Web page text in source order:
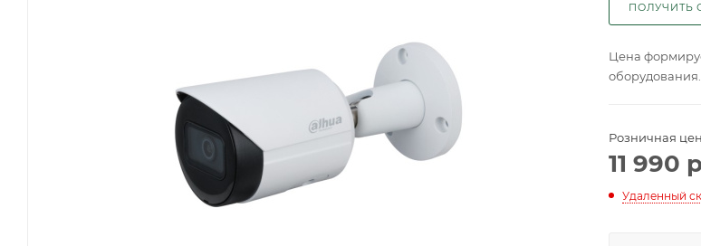
ПОЛУЧИТЬ
Цена
Розничная
11 990
Удаленный